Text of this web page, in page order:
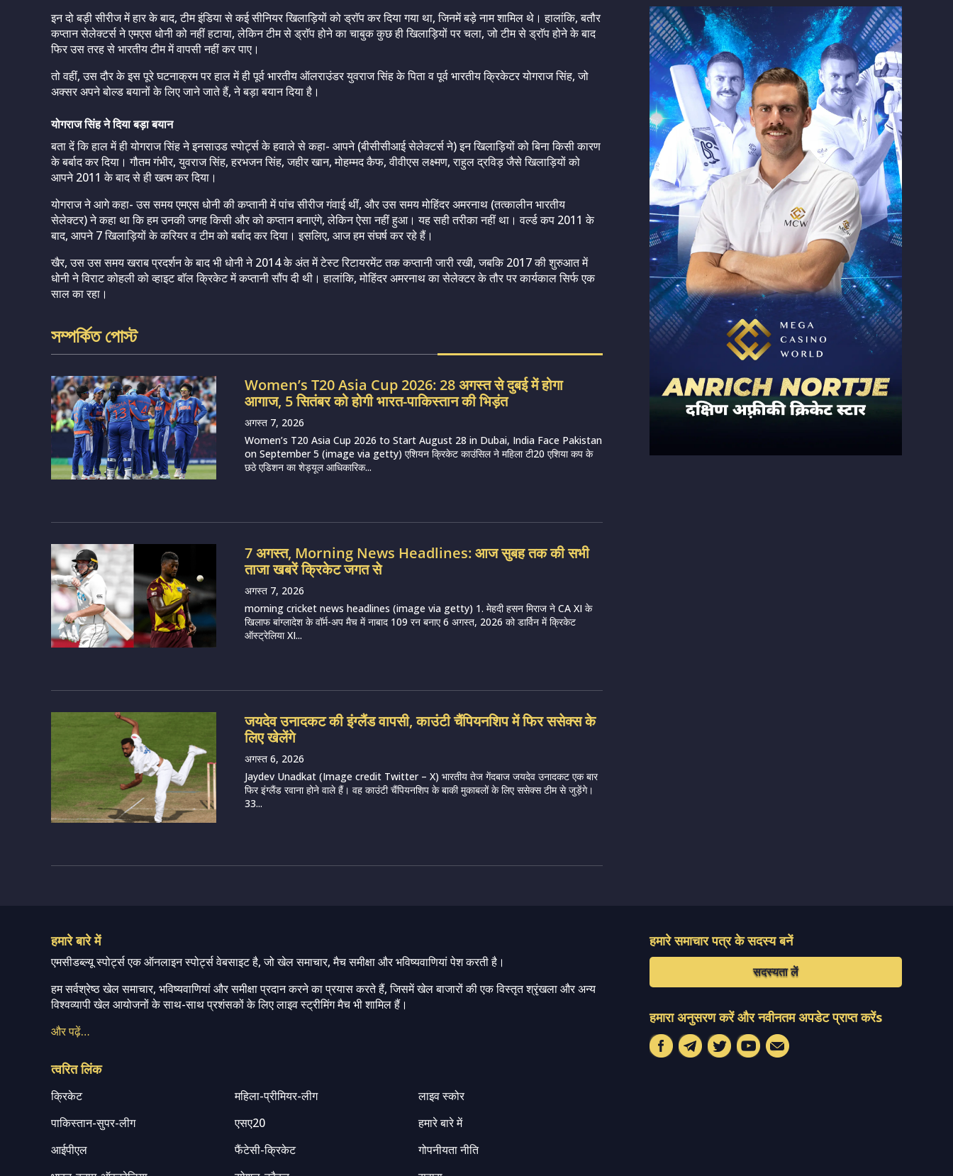
इन दो बड़ी सीरीज में हार के बाद, टीम इंडिया से कई सीनियर खिलाड़ियों को ड्राॅप कर दिया गया था, जिनमें बड़े नाम शामिल थे। हालांकि, बतौर
कप्तान सेलेक्टर्स ने एमएस धोनी को नहीं हटाया, लेकिन टीम से ड्राॅप होने का चाबुक कुछ ही खिलाड़ियों पर चला, जो टीम से ड्राॅप होने के बाद
फिर उस तरह से भारतीय टीम में वापसी नहीं कर पाए।
तो वहीं, उस दौर के इस पूरे घटनाक्रम पर हाल में ही पूर्व भारतीय ऑलराउंडर युवराज सिंह के पिता व पूर्व भारतीय क्रिकेटर योगराज सिंह, जो
अक्सर अपने बोल्ड बयानों के लिए जाने जाते हैं, ने बड़ा बयान दिया है।
योगराज सिंह ने दिया बड़ा बयान
बता दें कि हाल में ही योगराज सिंह ने इनसाउड स्पोर्ट्स के हवाले से कहा- आपने (बीसीसीआई सेलेक्टर्स ने) इन खिलाड़ियों को बिना किसी कारण
के बर्बाद कर दिया। गौतम गंभीर, युवराज सिंह, हरभजन सिंह, जहीर खान, मोहम्मद कैफ, वीवीएस लक्ष्मण, राहुल द्रविड़ जैसे खिलाड़ियों को
आपने 2011 के बाद से ही खत्म कर दिया।
योगराज ने आगे कहा- उस समय एमएस धोनी की कप्तानी में पांच सीरीज गंवाई थीं, और उस समय मोहिंदर अमरनाथ (तत्कालीन भारतीय
सेलेक्टर) ने कहा था कि हम उनकी जगह किसी और को कप्तान बनाएंगे, लेकिन ऐसा नहीं हुआ। यह सही तरीका नहीं था। वर्ल्ड कप 2011 के
बाद, आपने 7 खिलाड़ियों के करियर व टीम को बर्बाद कर दिया। इसलिए, आज हम संघर्ष कर रहे हैं।
खैर, उस उस समय खराब प्रदर्शन के बाद भी धोनी ने 2014 के अंत में टेस्ट रिटायरमेंट तक कप्तानी जारी रखी, जबकि 2017 की शुरुआत में
धोनी ने विराट कोहली को व्हाइट बाॅल क्रिकेट में कप्तानी सौंप दी थी। हालांकि, मोहिंदर अमरनाथ का सेलेक्टर के तौर पर कार्यकाल सिर्फ एक
साल का रहा।
সম্পর্কিত পোস্ট
Women’s T20 Asia Cup 2026: 28 अगस्त से दुबई में होगा
आगाज, 5 सितंबर को होगी भारत-पाकिस्तान की भिड़ंत
अगस्त 7, 2026
Women’s T20 Asia Cup 2026 to Start August 28 in Dubai, India Face Pakistan
on September 5 (image via getty) एशियन क्रिकेट काउंसिल ने महिला टी20 एशिया कप के
छठे एडिशन का शेड्यूल आधिकारिक...
7 अगस्त, Morning News Headlines: आज सुबह तक की सभी
ताजा खबरें क्रिकेट जगत से
अगस्त 7, 2026
morning cricket news headlines (image via getty) 1. मेहदी हसन मिराज ने CA XI के
खिलाफ बांग्लादेश के वॉर्म-अप मैच में नाबाद 109 रन बनाए 6 अगस्त, 2026 को डार्विन में क्रिकेट
ऑस्ट्रेलिया XI...
जयदेव उनादकट की इंग्लैंड वापसी, काउंटी चैंपियनशिप में फिर ससेक्स के
लिए खेलेंगे
अगस्त 6, 2026
Jaydev Unadkat (Image credit Twitter – X) भारतीय तेज गेंदबाज जयदेव उनादकट एक बार
फिर इंग्लैंड रवाना होने वाले हैं। वह काउंटी चैंपियनशिप के बाकी मुकाबलों के लिए ससेक्स टीम से जुड़ेंगे।
33...
हमारे बारे में
एमसीडब्ल्यू स्पोर्ट्स एक ऑनलाइन स्पोर्ट्स वेबसाइट है, जो खेल समाचार, मैच समीक्षा और भविष्यवाणियां पेश करती है।
हम सर्वश्रेष्ठ खेल समाचार, भविष्यवाणियां और समीक्षा प्रदान करने का प्रयास करते हैं, जिसमें खेल बाजारों की एक विस्तृत श्रृंखला और अन्य
विश्वव्यापी खेल आयोजनों के साथ-साथ प्रशंसकों के लिए लाइव स्ट्रीमिंग मैच भी शामिल हैं।
और पढ़ें…
त्वरित लिंक
क्रिकेट महिला-प्रीमियर-लीग
लाइव स्कोर
पाकिस्तान-सुपर-लीग
एसए20
हमारे बारे में
आईपीएल
फैंटेसी-क्रिकेट
गोपनीयता नीति
हमारे समाचार पत्र के सदस्य बनें
सदस्यता लें
हमारा अनुसरण करें और नवीनतम अपडेट प्राप्त करेंs